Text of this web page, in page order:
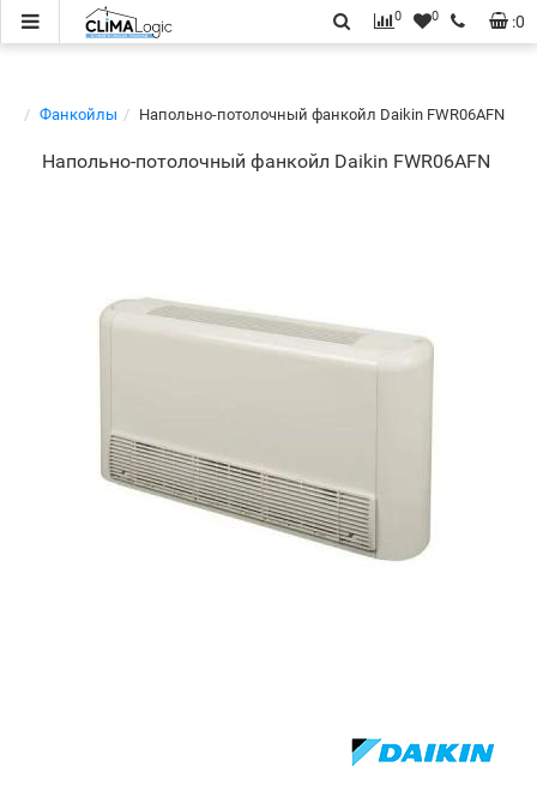
:0
0 0
Фанкойлы Напольно-потолочный фанкойл Daikin FWR06AFN
Напольно-потолочный фанкойл Daikin FWR06AFN